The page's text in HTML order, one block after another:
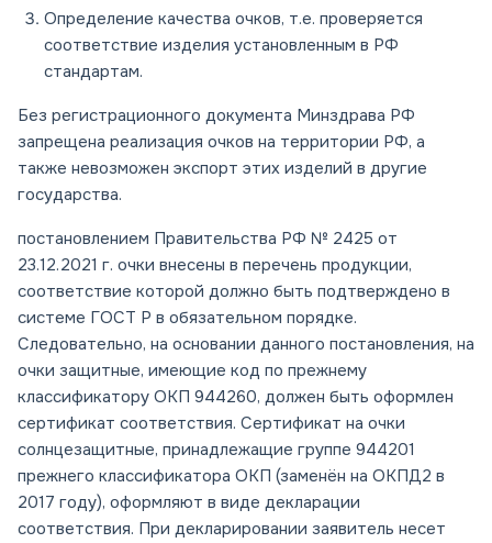
Определение качества очков, т.е. проверяется
соответствие изделия установленным в РФ
стандартам.
Без регистрационного документа Минздрава РФ
запрещена реализация очков на территории РФ, а
также невозможен экспорт этих изделий в другие
государства.
постановлением Правительства РФ № 2425 от
23.12.2021 г. очки внесены в перечень продукции,
соответствие которой должно быть подтверждено в
системе ГОСТ Р в обязательном порядке.
Следовательно, на основании данного постановления, на
очки защитные, имеющие код по прежнему
классификатору ОКП 944260, должен быть оформлен
сертификат соответствия. Сертификат на очки
солнцезащитные, принадлежащие группе 944201
прежнего классификатора ОКП (заменён на ОКПД2 в
2017 году), оформляют в виде декларации
соответствия. При декларировании заявитель несет